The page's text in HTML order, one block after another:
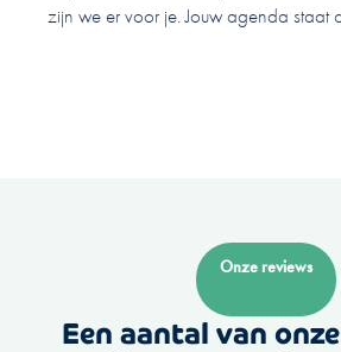
zijn we er voor je. Jouw agenda staat
Onze reviews
Een aantal van